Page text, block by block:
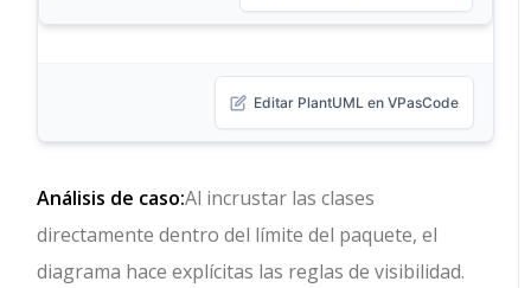
Editar PlantUML en VPasCode
Análisis de caso:Al incrustar las clases
directamente dentro del límite del paquete, el
diagrama hace explícitas las reglas de visibilidad.